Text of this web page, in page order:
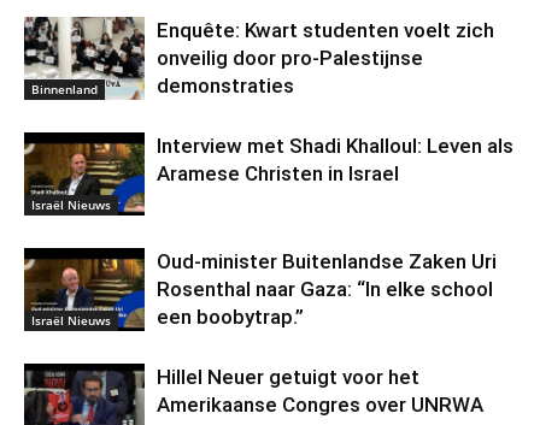
Binnenland
Enquête: Kwart studenten voelt zich
onveilig door pro-Palestijnse
demonstraties
Israël Nieuws
Interview met Shadi Khalloul: Leven als
Aramese Christen in Israel
Israël Nieuws
Oud-minister Buitenlandse Zaken Uri
Rosenthal naar Gaza: “In elke school
een boobytrap.”
Hillel Neuer getuigt voor het
Amerikaanse Congres over UNRWA